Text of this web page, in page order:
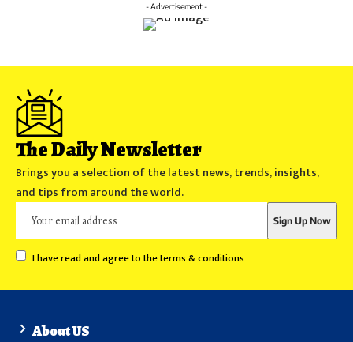
- Advertisement -
The Daily Newsletter
Brings you a selection of the latest news, trends, insights,
and tips from around the world.
I have read and agree to the terms & conditions
About US